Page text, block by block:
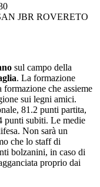
JBR ROVERETO
sul campo della
. La formazione
che assieme
sui legni amici.
81.2 punti partita,
punti subiti. Le medie
Non sarà un
che lo staff di
bolzanini, in caso di
proprio dai